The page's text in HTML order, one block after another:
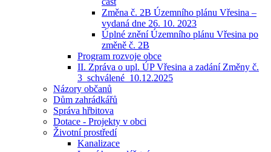
Změna č. 2B Územního plánu Vřesina –
vydaná dne 26. 10. 2023
Úplné znění Územního plánu Vřesina po
změně č. 2B
Program rozvoje obce
II. Zpráva o upl. ÚP Vřesina a zadání Změny č.
3_schválené_10.12.2025
Názory občanů
Dům zahrádkářů
Správa hřbitova
Dotace - Projekty v obci
Životní prostředí
Kanalizace